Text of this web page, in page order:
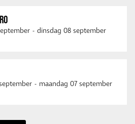
- dinsdag 08 september
- maandag 07 september